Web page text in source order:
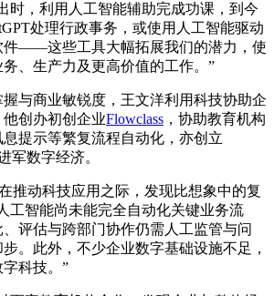
时，利用人工智能辅助完成功课，到今
处理行政事务，或使用人工智能驱动
件——这些工具大幅拓展我们的潜力，使
、生产力及更高价值的工作。”
与商业敏锐度，王文洋利用科技协助企
创办初创企业Flowclass ，协助教育机构
提示等繁复流程自动化，亦创立
军数字经济。
推动科技应用之际，发现比想象中的复
工智能尚未能完全自动化关键业务流
评估与跨部门协作仍需人工监管与问
。此外，不少企业数字基础设施不足，
科技。”